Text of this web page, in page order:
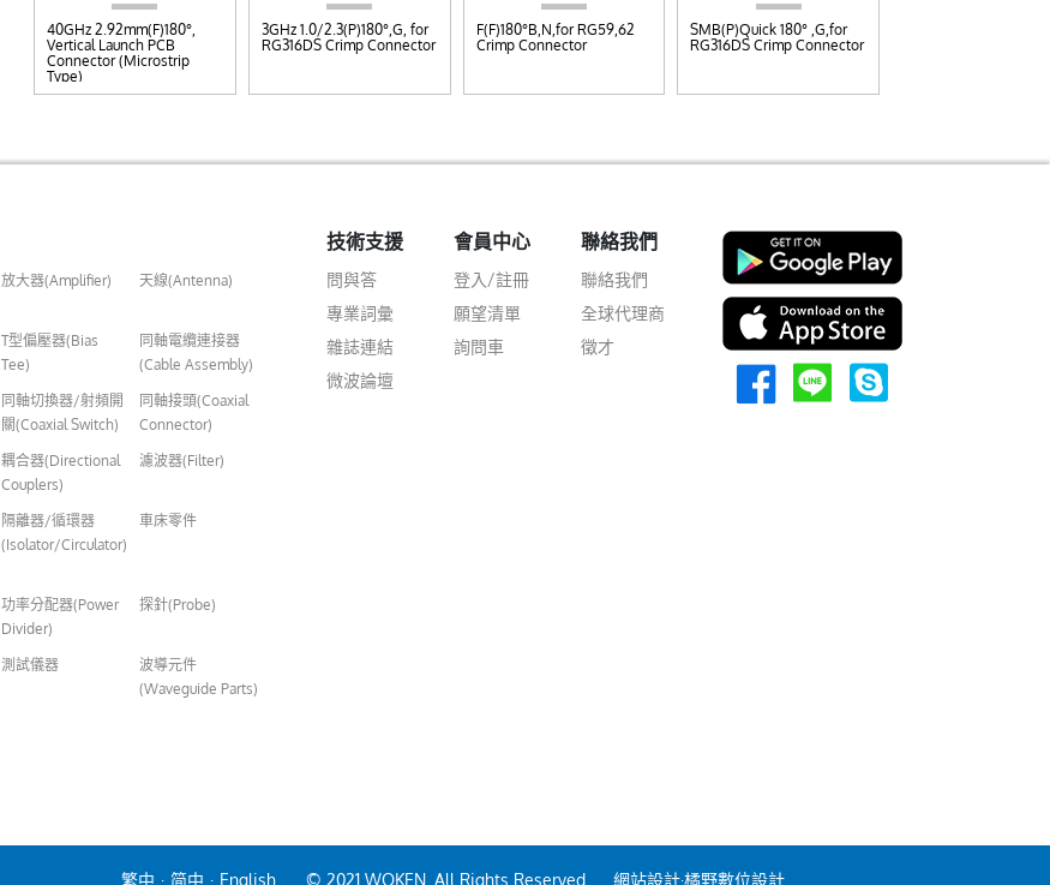
40GHz 2.92mm(F)180°,
Vertical Launch PCB
Connector (Microstrip
Type)
3GHz 1.0/2.3(P)180°,G, for
RG316DS Crimp Connector
F(F)180°B,N,for RG59,62
Crimp Connector
SMB(P)Quick 180° ,G,for
RG316DS Crimp Connector
放大器(Amplifier) 天線(Antenna)
T型偏壓器(Bias
Tee)
同軸電纜連接器
(Cable Assembly)
同軸切換器/射頻開
關(Coaxial Switch)
同軸接頭(Coaxial
Connector)
耦合器(Directional
Couplers)
濾波器(Filter)
隔離器/循環器
(Isolator/Circulator)
車床零件
功率分配器(Power
Divider)
探針(Probe)
測試儀器
波導元件
(Waveguide Parts)
技術支援
問與答
專業詞彙
雜誌連結
微波論壇
會員中心
登入/註冊
願望清單
詢問車
聯絡我們
聯絡我們
全球代理商
徵才
繁中 · 简中 · English © 2021 WOKEN. All Rights Reserved. 網站設計·橘野數位設計